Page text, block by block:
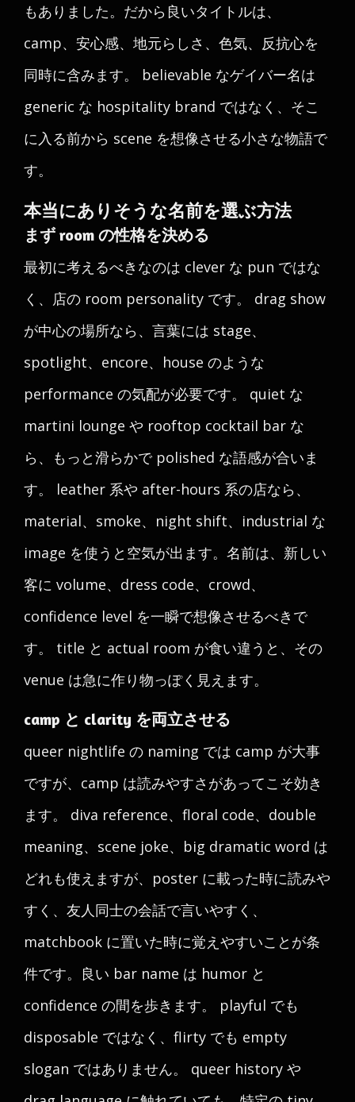
もありました。だから良いタイトルは、
camp、安心感、地元らしさ、色気、反抗心を
同時に含みます。 believable なゲイバー名は
generic な hospitality brand ではなく、そこ
に入る前から scene を想像させる小さな物語で
す。
本当にありそうな名前を選ぶ方法
まず room の性格を決める
最初に考えるべきなのは clever な pun ではな
く、店の room personality です。 drag show
が中心の場所なら、言葉には stage、
spotlight、encore、house のような
performance の気配が必要です。 quiet な
martini lounge や rooftop cocktail bar な
ら、もっと滑らかで polished な語感が合いま
す。 leather 系や after-hours 系の店なら、
material、smoke、night shift、industrial な
image を使うと空気が出ます。名前は、新しい
客に volume、dress code、crowd、
confidence level を一瞬で想像させるべきで
す。 title と actual room が食い違うと、その
venue は急に作り物っぽく見えます。
camp と clarity を両立させる
queer nightlife の naming では camp が大事
ですが、camp は読みやすさがあってこそ効き
ます。 diva reference、floral code、double
meaning、scene joke、big dramatic word は
どれも使えますが、poster に載った時に読みや
すく、友人同士の会話で言いやすく、
matchbook に置いた時に覚えやすいことが条
件です。良い bar name は humor と
confidence の間を歩きます。 playful でも
disposable ではなく、flirty でも empty
slogan ではありません。 queer history や